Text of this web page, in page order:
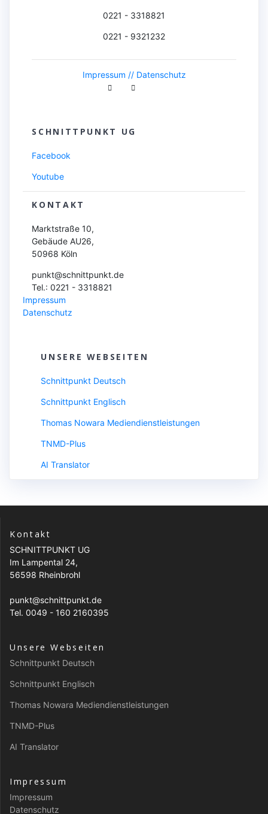
0221 - 3318821
0221 - 9321232
Impressum // Datenschutz
SCHNITTPUNKT UG
Facebook
Youtube
KONTAKT
Marktstraße 10,
Gebäude AU26,
50968 Köln
punkt@schnittpunkt.de
Tel.: 0221 - 3318821
Impressum
Datenschutz
UNSERE WEBSEITEN
Schnittpunkt Deutsch
Schnittpunkt Englisch
Thomas Nowara Mediendienstleistungen
TNMD-Plus
AI Translator
Kontakt
SCHNITTPUNKT UG
Im Lampental 24,
56598 Rheinbrohl
punkt@schnittpunkt.de
Tel. 0049 - 160 2160395
Unsere Webseiten
Schnittpunkt Deutsch
Schnittpunkt Englisch
Thomas Nowara Mediendienstleistungen
TNMD-Plus
AI Translator
Impressum
Impressum
Datenschutz